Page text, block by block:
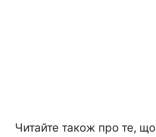
Читайте також про те, що